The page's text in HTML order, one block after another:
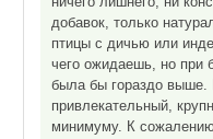
добавок, только
птицы с дичью или
чего ожидаешь, но при
была бы гораздо выше.
привлекательный,
минимуму. К